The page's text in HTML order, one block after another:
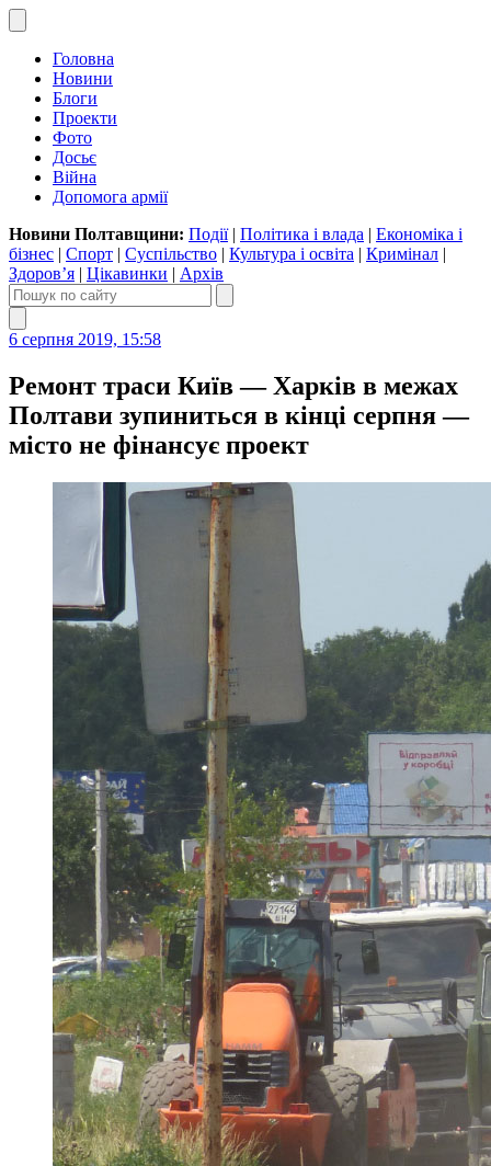
Головна
Новини
Блоги
Проекти
Фото
Досьє
Війна
Допомога армії
Новини Полтавщини: Події| Політика і влада | Економіка і
бізнес | Спорт | Суспільство | Культура і освіта | Кримінал |
Здоров’я | Цікавинки | Архів
6 серпня 2019, 15:58
Ремонт траси Київ — Харків в межах
Полтави зупиниться в кінці серпня —
місто не фінансує проект